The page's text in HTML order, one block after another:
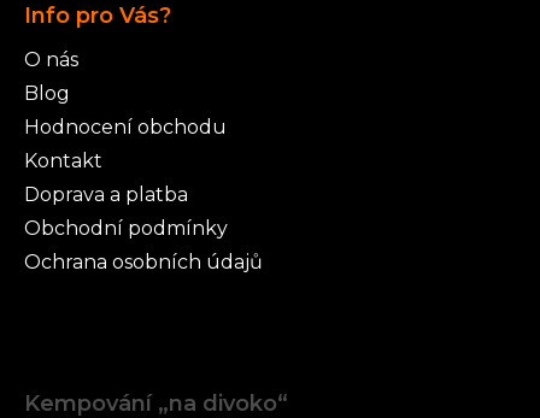
Info pro Vás?
O nás
Blog
Hodnocení obchodu
Kontakt
Doprava a platba
Obchodní podmínky
Ochrana osobních údajů
Kempování „na divoko“